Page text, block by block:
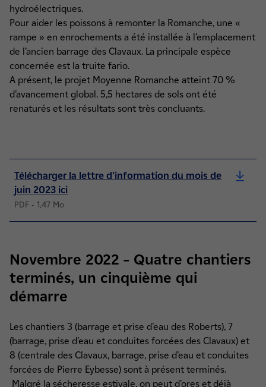
hydroélectriques.
Pour aider les poissons à remonter la Romanche, une «
rampe » en enrochements a été installée à l’emplacement
de l’ancien barrage des Clavaux. La principale espèce
concernée est la truite fario.
A présent, le projet Moyenne Romanche atteint 70 %
d’avancement global. 5,5 hectares de sols ont été
renaturés et les résultats sont très concluants.
Télécharger la lettre d’information du mois de
juin 2023 ici
PDF - 1,47 Mo
Novembre 2022 – Quatre chantiers
terminés, un cinquième qui
démarre
Les chantiers 3 (barrage et prise d’eau des Roberts), 7
(barrage, prise d’eau et conduites forcées des Clavaux) et
8 (centrale des Clavaux, barrage, prise d’eau et conduites
forcées de Pierre Eybesse) sont à présent terminés.
Malgré la sécheresse estivale, on peut d’ores et déjà